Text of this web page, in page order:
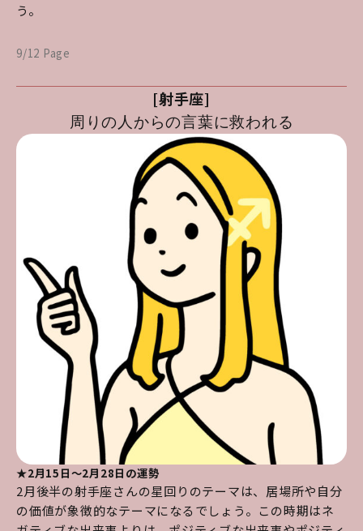
う。
9/12 Page
[射手座]
周りの人からの言葉に救われる
★2月15日～2月28日の運勢
2月後半の射手座さんの星回りのテーマは、居場所や自分
の価値が象徴的なテーマになるでしょう。この時期はネ